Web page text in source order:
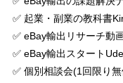
✅ 起業・副業の教科書
✅ eBay輸出リサーチ動
✅ eBay輸出スタート
✅ 個別相談会(1回限り